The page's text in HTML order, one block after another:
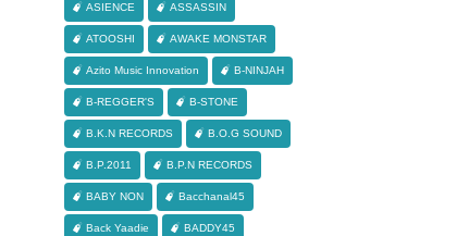
ASIENCE ASSASSIN
ATOOSHI AWAKE MONSTAR
Azito Music Innovation B-NINJAH
B-REGGER'S B-STONE
B.K.N RECORDS B.O.G SOUND
B.P.2011 B.P.N RECORDS
BABY NON Bacchanal45
Back Yaadie BADDY45